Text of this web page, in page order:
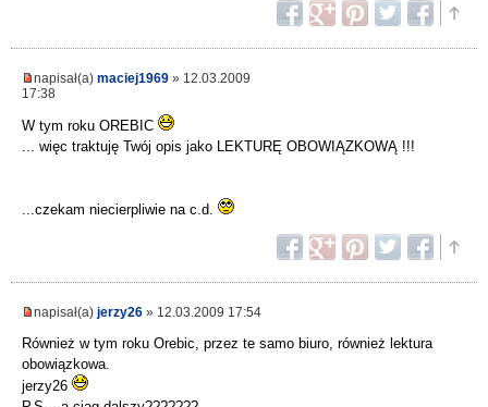
napisał(a) maciej1969 » 12.03.2009
17:38
W tym roku OREBIC
... więc traktuję Twój opis jako LEKTURĘ OBOWIĄZKOWĄ !!!
...czekam niecierpliwie na c.d.
napisał(a) jerzy26 » 12.03.2009 17:54
Również w tym roku Orebic, przez te samo biuro, również lektura
obowiązkowa.
jerzy26